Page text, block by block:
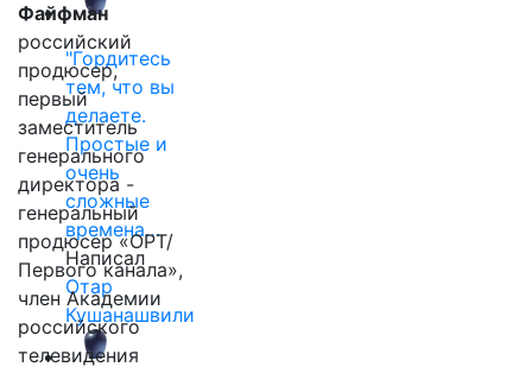
"Гордитесь
тем, что вы
делаете.
Простые и
очень
сложные
времена…
Написал
Отар
Кушанашвили
Файфман
российский
продюсер,
первый
заместитель
генерального
директора -
генеральный
продюсер «ОРТ/
Первого канала»,
член Академии
российского
телевидения